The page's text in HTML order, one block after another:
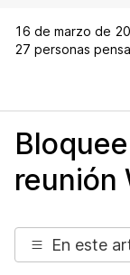
16 de marzo de
27 personas
reunión
En este